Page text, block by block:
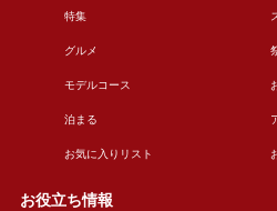
特集
グルメ
モデルコース
泊まる
お気に入りリスト
お役立ち情報